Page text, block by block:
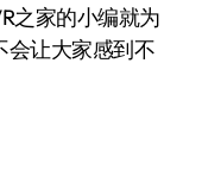
之家的小编就为
会让大家感到不